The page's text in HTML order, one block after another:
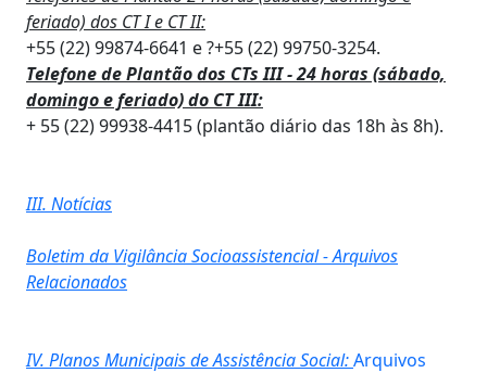
feriado) dos CT I e CT II:
+55 (22) 99874-6641 e ?+55 (22) 99750-3254.
Telefone de Plantão dos CTs III - 24 horas (sábado,
domingo e feriado) do CT III:
+ 55 (22) 99938-4415 (plantão diário das 18h às 8h).
III. Notícias
Boletim da Vigilância Socioassistencial - Arquivos
Relacionados
IV. Planos Municipais de Assistência Social:Arquivos